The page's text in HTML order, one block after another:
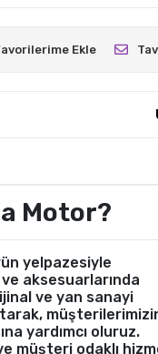
Ekle
Motor?
yelpazesiyle
aksesuarlarında
ve yan sanayi
yardımcı oluruz.
müşteri odaklı